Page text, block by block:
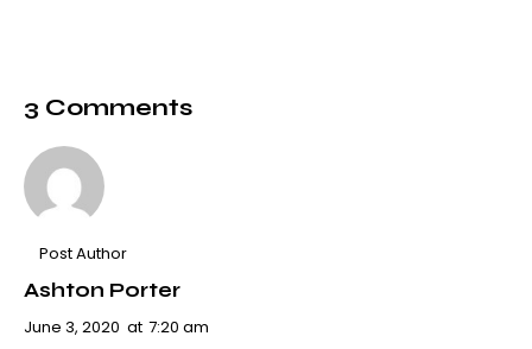
3 Comments
Post Author
Ashton Porter
June 3, 2020 at 7:20 am